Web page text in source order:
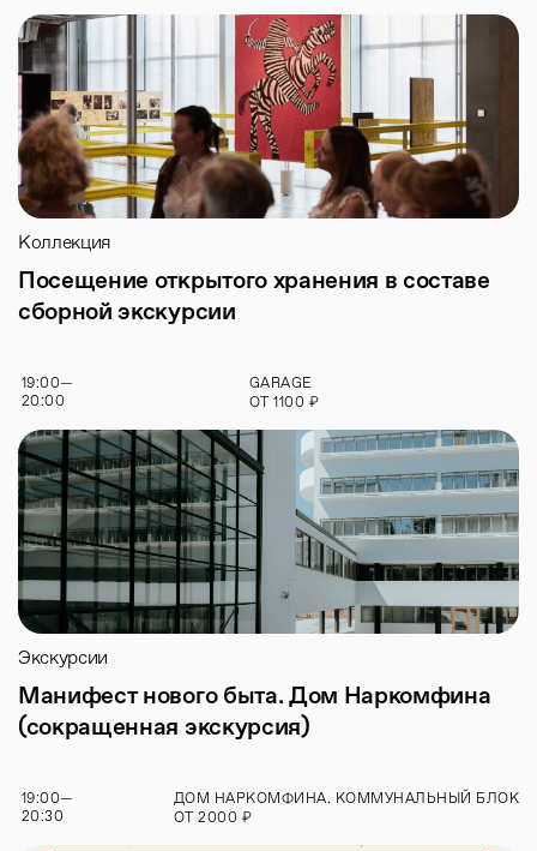
Коллекция
Посещение открытого хранения в составе
сборной экскурсии
19:00—
20:00
GARAGE
ОТ1100 ₽
Экскурсии
Манифест нового быта. Дом Наркомфина
(сокращенная экскурсия)
19:00—
20:30
ДОМ НАРКОМФИНА. КОММУНАЛЬНЫЙ БЛОК
ОТ2000 ₽